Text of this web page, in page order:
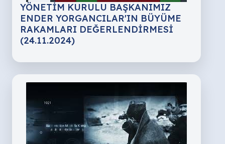
YÖNETİM KURULU BAŞKANIMIZ
ENDER YORGANCILAR'IN BÜYÜME
RAKAMLARI DEĞERLENDİRMESİ
(24.11.2024)